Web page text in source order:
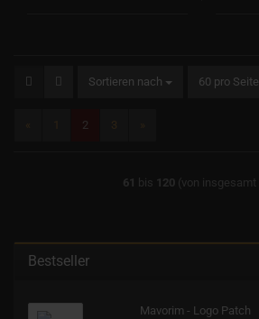
Sortieren nach 60 pro Seite
« 2 3
61 bis 120 (von insgesamt
Bestseller
Mavorim - Logo Patch